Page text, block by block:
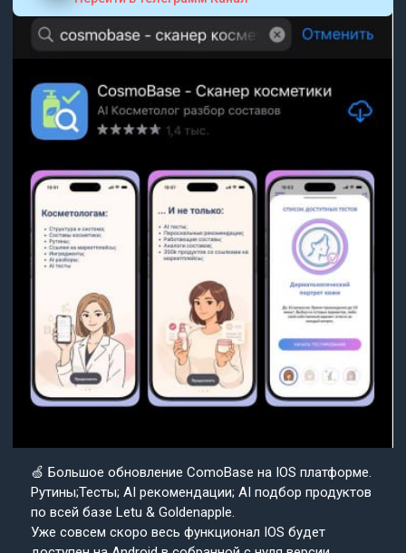
🍏 Большое обновление ComoBase на IOS платформе.
Рутины;Тесты; AI рекомендации; AI подбор продуктов
по всей базе Letu & Goldenapple.
Уже совсем скоро весь функционал IOS будет